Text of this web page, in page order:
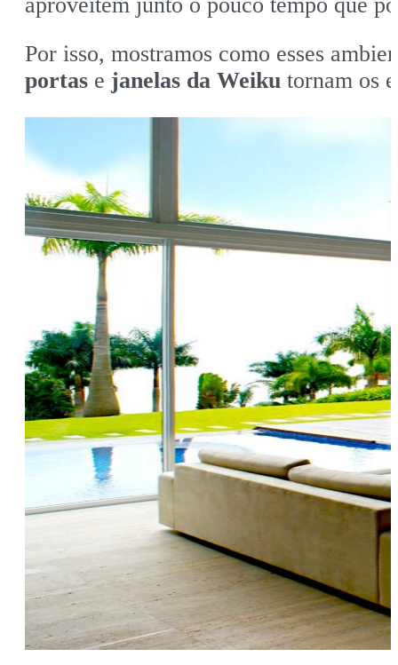
Por isso, mostramos como esses
portas e janelas da Weiku tornam os